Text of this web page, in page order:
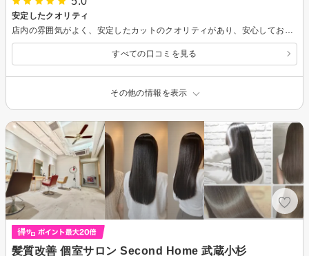
安定したクオリティ
すべての口コミを見る
その他の情報を表示
髪質改善 個室サロン Second Home 武蔵小杉